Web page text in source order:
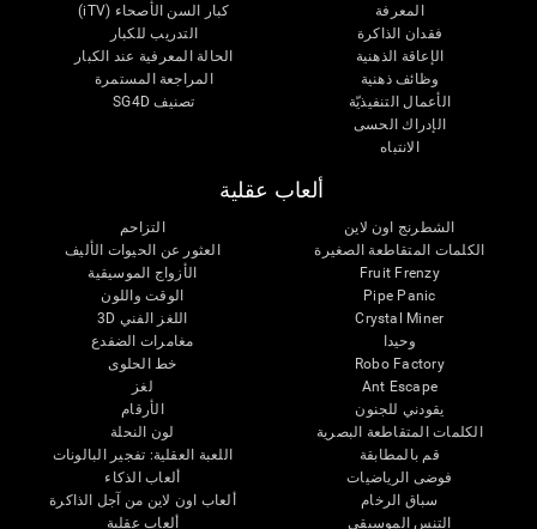
المعرفة
فقدان الذاكرة
الإعاقة الذهنية
وظائف ذهنية
الأعمال التنفيذيّة
الإدراك الحسى
الانتباه
كبار السن الأصحاء (iTV)
التدريب للكبار
الحالة المعرفية عند الكبار
المراجعة المستمرة
تصنيف SG4D
ألعاب عقلية
الشطرنج اون لاين
الكلمات المتقاطعة الصغيرة
Fruit Frenzy
Pipe Panic
Crystal Miner
وحيدا
Robo Factory
Ant Escape
يقودني للجنون
الكلمات المتقاطعة البصرية
قم بالمطابقة
فوضى الرياضيات
سباق الرخام
التنس الموسيقي
التزاحم
العثور عن الحيوات الأليف
الأزواج الموسيقية
الوقت واللون
اللغز الفني 3D
مغامرات الضفدع
خط الحلوى
لغز
الأرقام
لون النحلة
اللعبة العقلية: تفجير البالونات
ألعاب الذكاء
ألعاب اون لاين من آجل الذاكرة
ألعاب عقلية